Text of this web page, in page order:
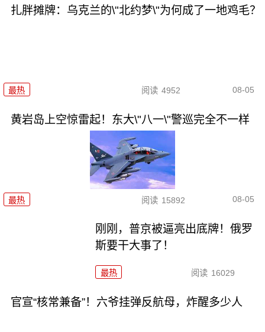
扎胖摊牌：乌克兰的\"北约梦\"为何成了一地鸡毛？
最热 阅读 4952 08-05
黄岩岛上空惊雷起！东大\"八一\"警巡完全不一样
最热 阅读 15892 08-05
刚刚，普京被逼亮出底牌！俄罗
斯要干大事了！
最热 阅读 16029
官宣“核常兼备”！六爷挂弹反航母，炸醒多少人